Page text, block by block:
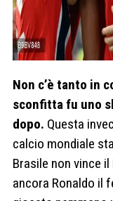
Non c’è tanto in
sconfitta fu uno
dopo. Questa
calcio mondiale
Brasile non vince il
ancora Ronaldo il